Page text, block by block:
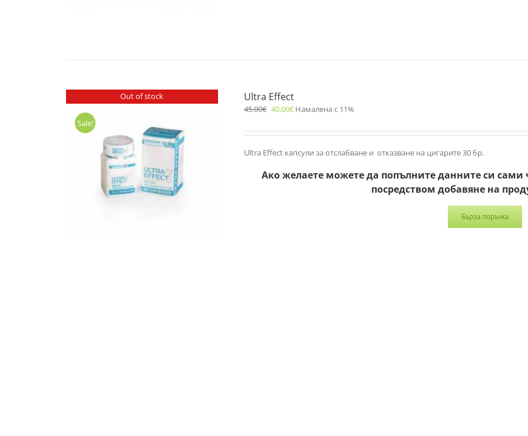
Out of stock
Sale!
Ultra Effect
45.00€ 40.00€ Намалена с 11%
Ultra Effect капсули за отслабване и отказване на цигарите 30 бр.
Ако желаете можете да попълните данните си
посредством добавяне на
Бърза поръчка